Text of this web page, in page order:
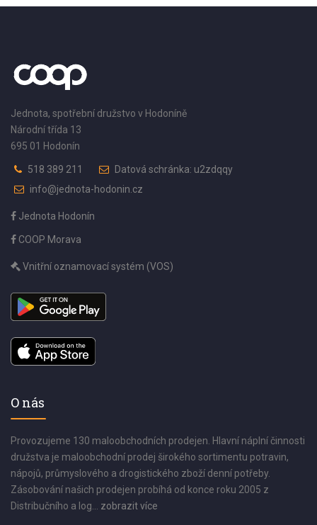
Jednota, spotřební družstvo v Hodoníně
Národní třída 13
695 01 Hodonín
518 389 211
Datová schránka: u2zdqqy
info@jednota-hodonin.cz
Jednota Hodonín
COOP Morava
Vnitřní oznamovací systém (VOS)
O nás
Provozujeme 130 maloobchodních prodejen. Hlavní náplní činnosti
družstva je maloobchodní prodej širokého sortimentu potravin,
nápojů, průmyslového a drogistického zboží denní potřeby.
Zásobování našich prodejen probíhá od konce roku 2005 z
Distribučního a log... zobrazit více